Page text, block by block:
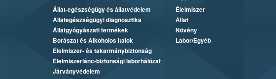
Állat-egészségügy és állatvédelem
Állategészségügyi diagnosztika
Állatgyógyászati termékek
Borászat és Alkoholos Italok
Élelmiszer- és takarmánybiztonság
Élelmiszerlánc-biztonsági laborhálózat
Járványvédelem
Élelmiszer
Állat
Növény
Labor/Egyéb